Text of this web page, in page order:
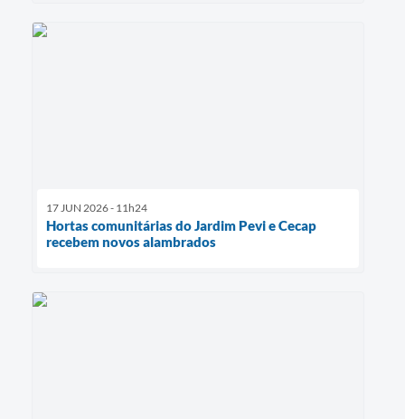
17 JUN 2026 - 11h24
Hortas comunitárias do Jardim Pevi e Cecap
recebem novos alambrados